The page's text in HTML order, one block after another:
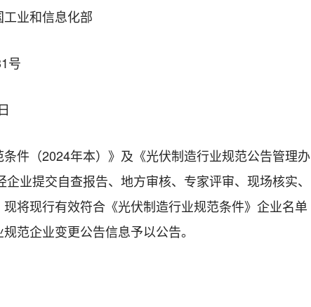
业和信息化部
号
件（2024年本）》及《光伏制造行业规范公告管理办
业提交自查报告、地方审核、专家评审、现场核实、
将现行有效符合《光伏制造行业规范条件》企业名单
范企业变更公告信息予以公告。